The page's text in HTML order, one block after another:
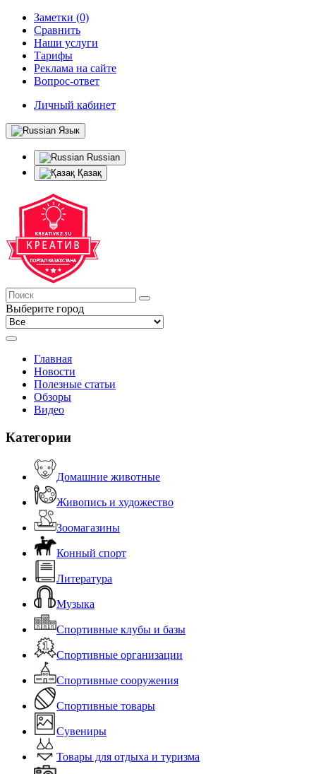
Заметки (0)
Сравнить
Наши услуги
Тарифы
Реклама на сайте
Вопрос-ответ
Личный кабинет
Язык
Russian
Қазақ
Выберите город
Главная
Новости
Полезные статьи
Обзоры
Видео
Категории
Домашние животные
Живопись и художество
Зоомагазины
Конный спорт
Литература
Музыка
Спортивные клубы и базы
Спортивные организации
Спортивные сооружения
Спортивные товары
Сувениры
Товары для отдыха и туризма